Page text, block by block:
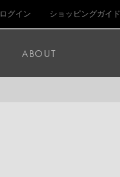
ログイン ショッピングガイド
ABOUT